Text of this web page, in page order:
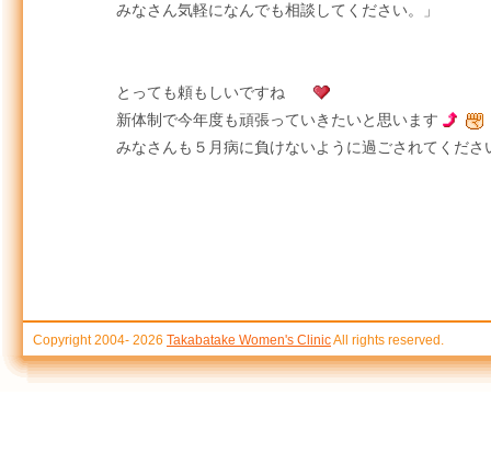
みなさん気軽になんでも相談してください。」
とっても頼もしいですね
新体制で今年度も頑張っていきたいと思います
みなさんも５月病に負けないように過ごされてくださ
Copyright 2004- 2026 Takabatake Women's ClinicAll rights reserved.